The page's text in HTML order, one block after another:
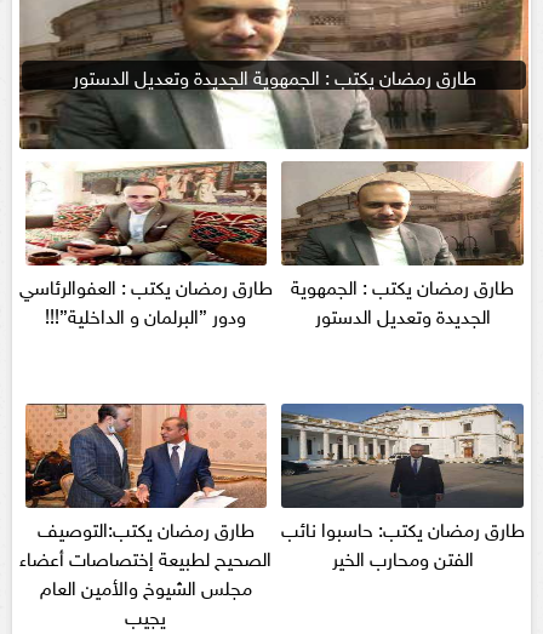
طارق رمضان يكتب : الجمهوية الجديدة وتعديل الدستور
طارق رمضان يكتب : الجمهوية
الجديدة وتعديل الدستور
طارق رمضان يكتب : العفوالرئاسي
ودور ”البرلمان و الداخلية”!!!
طارق رمضان يكتب: حاسبوا نائب
الفتن ومحارب الخير
طارق رمضان يكتب:التوصيف
الصحيح لطبيعة إختصاصات أعضاء
مجلس الشيوخ والأمين العام
يجيب